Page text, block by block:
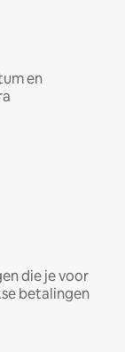
en
die je voor
betalingen